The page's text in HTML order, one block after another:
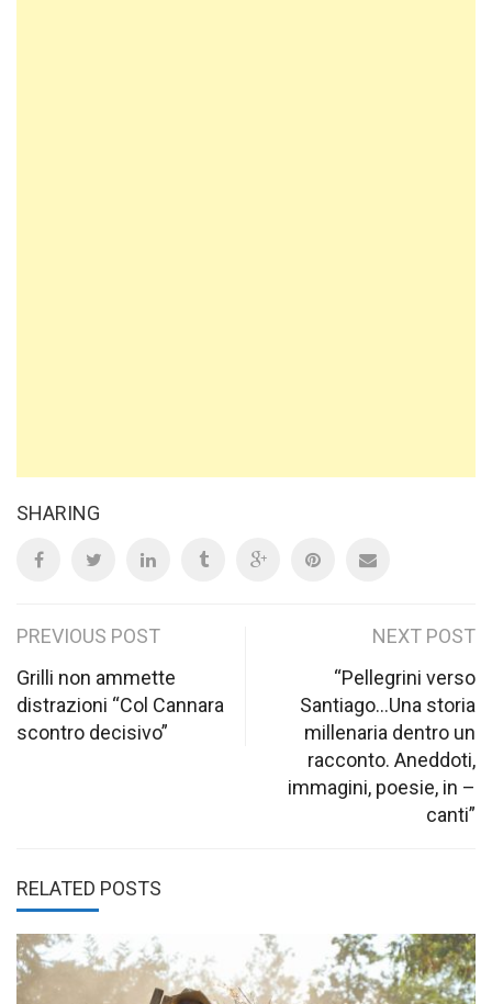
SHARING
Post
navigation
PREVIOUS POST
Grilli non ammette
distrazioni “Col Cannara
scontro decisivo”
NEXT POST
“Pellegrini verso
Santiago…Una storia
millenaria dentro un
racconto. Aneddoti,
immagini, poesie, in –
canti”
RELATED POSTS